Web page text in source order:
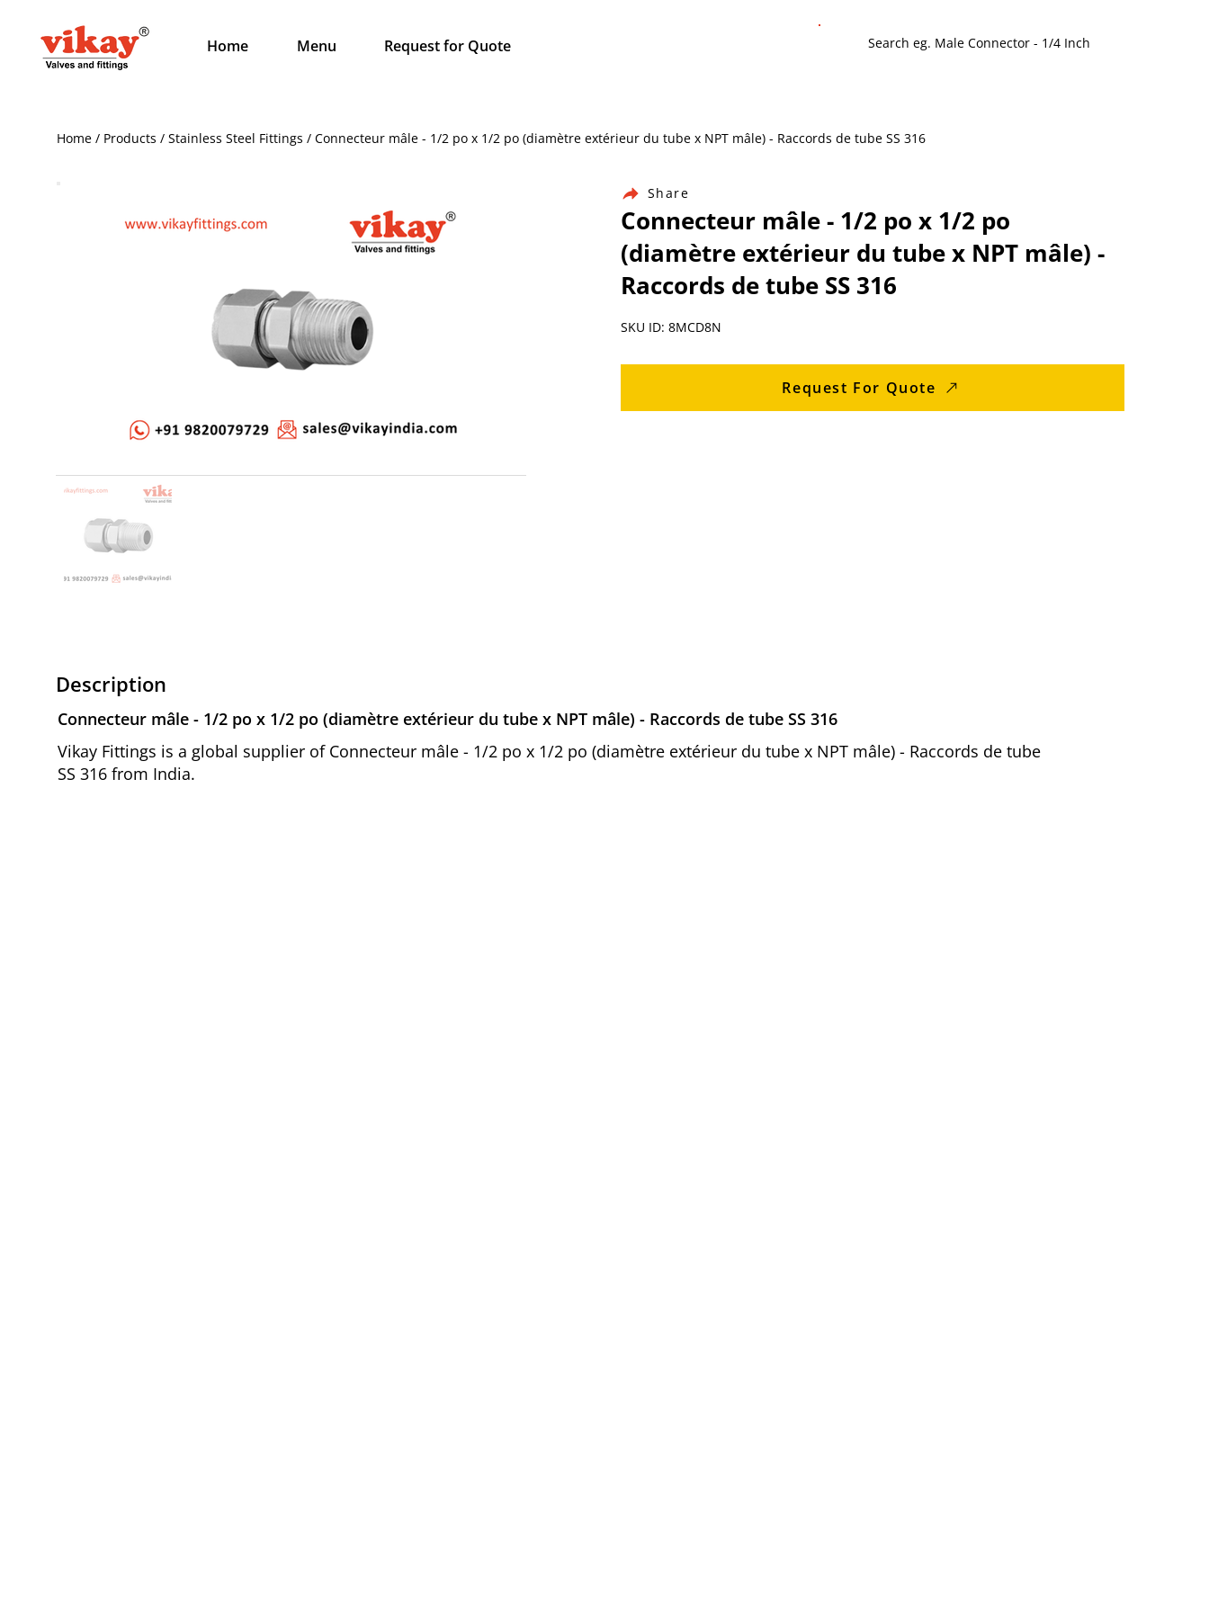
Home Menu Request for Quote
Home / Products / Stainless Steel Fittings / Connecteur mâle - 1/2 po x 1/2 po (diamètre extérieur du tube x NPT mâle) - Raccords de tube SS 316
Share
Connecteur mâle - 1/2 po x 1/2 po
(diamètre extérieur du tube x NPT mâle) -
Raccords de tube SS 316
SKU ID: 8MCD8N
Request For Quote
Description
Connecteur mâle - 1/2 po x 1/2 po (diamètre extérieur du tube x NPT mâle) - Raccords de tube SS 316
Vikay Fittings is a global supplier of Connecteur mâle - 1/2 po x 1/2 po (diamètre extérieur du tube x NPT mâle) - Raccords de tube
SS 316 from India.